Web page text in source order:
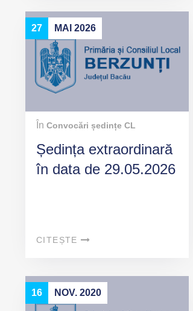
27 MAI 2026
În Convocări ședințe CL
Ședința extraordinară
în data de 29.05.2026
CITEȘTE
16 NOV. 2020